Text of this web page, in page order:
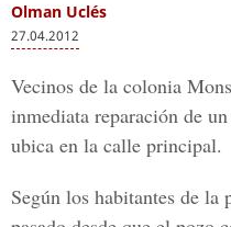
Olman Uclés
27.04.2012
Vecinos de la colonia
inmediata reparación de
ubica en la calle principal.
Según los habitantes de la